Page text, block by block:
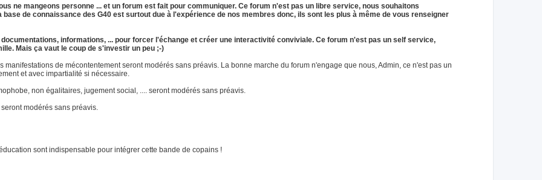
ne mangeons personne ... et un forum est fait pour communiquer. Ce forum n'est pas un libre service, nous souhaitons
de connaissance des G40 est surtout due à l'expérience de nos membres donc, ils sont les plus à même de vous renseigner
informations, ... pour forcer l'échange et créer une interactivité conviviale. Ce forum n'est pas un self service,
Mais ça vaut le coup de s'investir un peu ;-)
de mécontentement seront modérés sans préavis. La bonne marche du forum n'engage que nous, Admin, ce n'est pas un
et avec impartialité si nécessaire.
non égalitaires, jugement social, .... seront modérés sans préavis.
modérés sans préavis.
sont indispensable pour intégrer cette bande de copains !